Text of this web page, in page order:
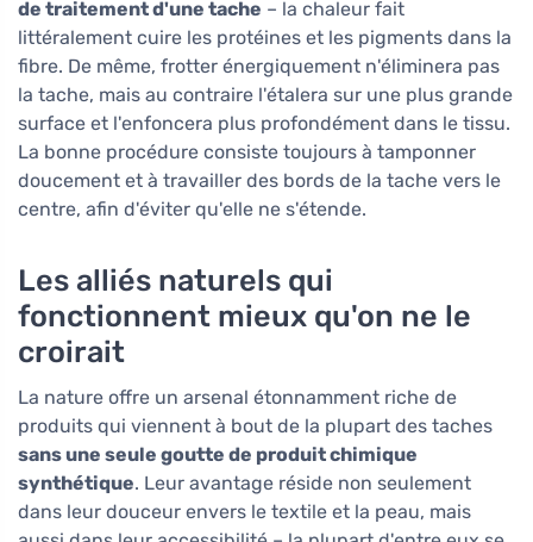
de traitement d'une tache – la chaleur fait
littéralement cuire les protéines et les pigments dans la
fibre. De même, frotter énergiquement n'éliminera pas
la tache, mais au contraire l'étalera sur une plus grande
surface et l'enfoncera plus profondément dans le tissu.
La bonne procédure consiste toujours à tamponner
doucement et à travailler des bords de la tache vers le
centre, afin d'éviter qu'elle ne s'étende.
Les alliés naturels qui
fonctionnent mieux qu'on ne le
croirait
La nature offre un arsenal étonnamment riche de
produits qui viennent à bout de la plupart des taches
sans une seule goutte de produit chimique
synthétique. Leur avantage réside non seulement
dans leur douceur envers le textile et la peau, mais